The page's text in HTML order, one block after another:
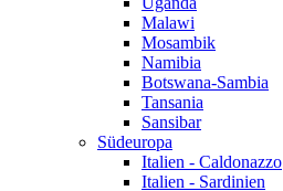
Malawi
Mosambik
Namibia
Botswana-Sambia
Tansania
Sansibar
Südeuropa
Italien - Caldonazzo
Italien - Sardinien